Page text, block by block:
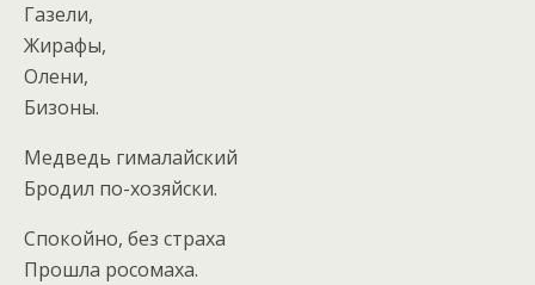
Газели,
Жирафы,
Олени,
Бизоны.
Медведь гималайский
Бродил по-хозяйски.
Спокойно, без страха
Прошла росомаха.